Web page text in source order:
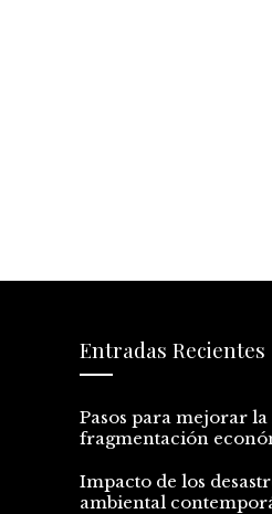
Entradas Recientes
Pasos para mejorar
fragmentación
Impacto de los
ambiental